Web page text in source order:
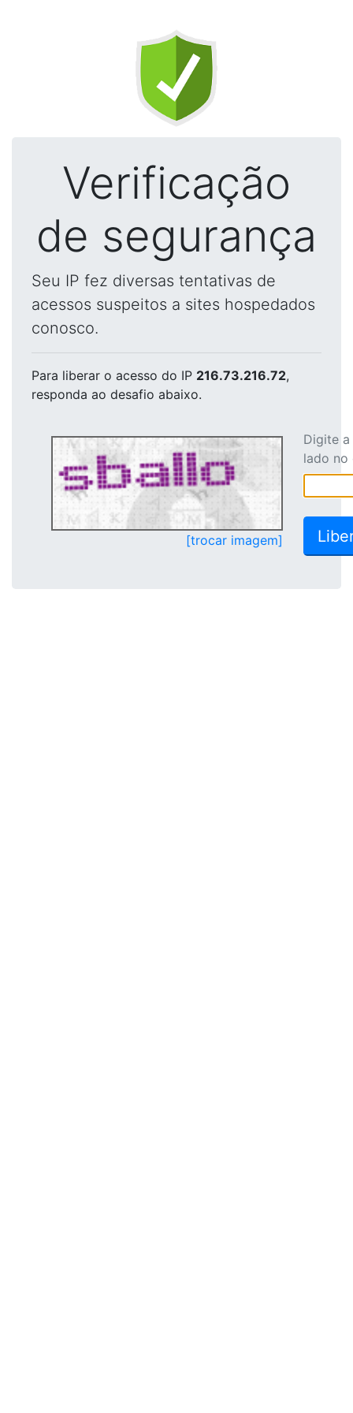
Verificação
de segurança
Seu IP fez diversas tentativas de
acessos suspeitos a sites hospedados
conosco.
Para liberar o acesso do IP 216.73.216.72,
responda ao desafio abaixo.
[trocar imagem]
Digite
lado no